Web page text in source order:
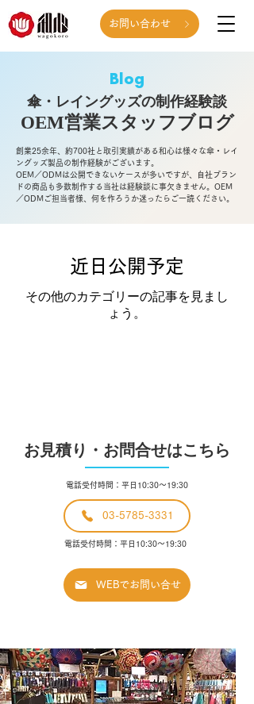
お問い合わせ
Blog
傘・レイングッズの制作経験談
OEM営業スタッフ ブログ
創業25余年、約700社と取引実績がある和心は様々な傘・レイ
ングッズ製品の制作経験がございます。
OEM／ODMは公開できないケースが多いですが、自社ブラン
ドの商品も多数制作する当社は経験談に事欠きません。OEM
／ODMご担当者様、何を作ろうか迷ったらご一読ください。
近日公開予定
その他のカテゴリーの記事を見まし
ょう。
​お見積り・お問合せはこちら
電話受付時間：平日10:30〜19:30
03-5785-3331
電話受付時間：平日10:30〜19:30
WEBでお問い合せ